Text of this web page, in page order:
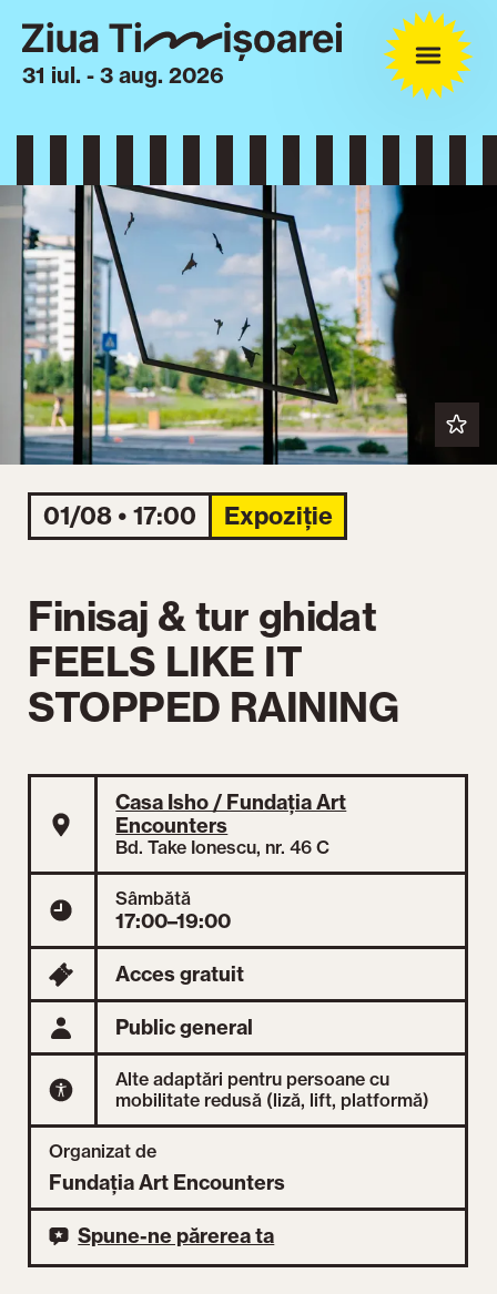
31 iul. - 3 aug. 2026
01/08 • 17:00 Expoziție
Finisaj & tur ghidat
FEELS LIKE IT
STOPPED RAINING
Casa Isho / Fundația Art
Encounters
Bd. Take Ionescu, nr. 46 C
Sâmbătă
17:00–19:00
Acces gratuit
Public general
Alte adaptări pentru persoane cu
mobilitate redusă (liză, lift, platformă)
Organizat de
Fundația Art Encounters
Spune-ne părerea ta